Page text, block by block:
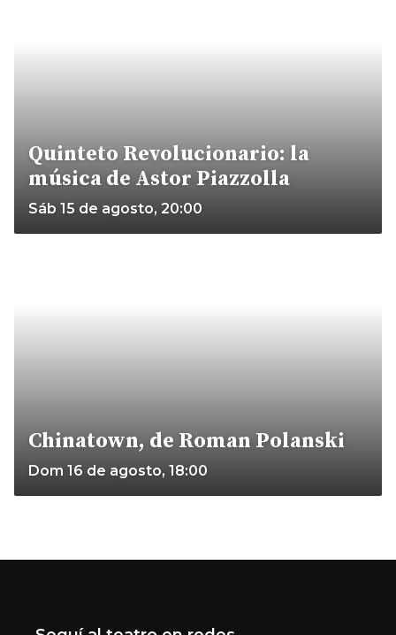
Quinteto Revolucionario: la
música de Astor Piazzolla
Sáb 15 de agosto, 20:00
Chinatown, de Roman Polanski
Dom 16 de agosto, 18:00